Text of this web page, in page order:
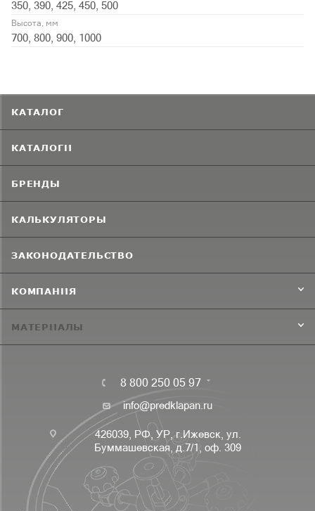
350, 390, 425, 450, 500
Высота, мм
700, 800, 900, 1000
КАТАЛОГ
КАТАЛОГИ
БРЕНДЫ
КАЛЬКУЛЯТОРЫ
ЗАКОНОДАТЕЛЬСТВО
КОМПАНИЯ
МАТЕРИАЛЫ
8 800 250 05 97
info@predklapan.ru
426039, РФ, УР, г.Ижевск, ул.
Буммашевская, д.7/1, оф. 309